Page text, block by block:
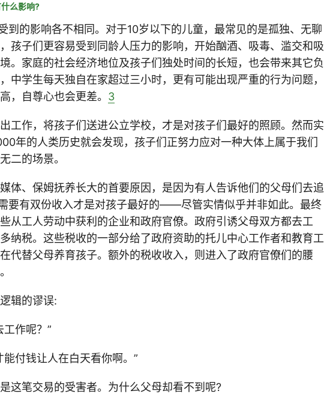
么影响?
到的影响各不相同。对于10岁以下的儿童，最常见的是孤独、无聊
孩子们更容易受到同龄人压力的影响，开始酗酒、吸毒、滥交和吸
。家庭的社会经济地位及孩子们独处时间的长短，也会带来其它负
中学生每天独自在家超过三小时，更有可能出现严重的行为问题，
，自尊心也会更差。 3
工作，将孩子们送进公立学校，才是对孩子们最好的照顾。然而实
年的人类历史就会发现，孩子们正努力应对一种大体上属于我们
二的场景。
体、保姆抚养长大的首要原因，是因为有人告诉他们的父母们去追
要有双份收入才是对孩子最好的——尽管实情似乎并非如此。最终
从工人劳动中获利的企业和政府官僚。政府引诱父母双方都去工
纳税。这些税收的一部分给了政府资助的托儿中心工作者和教育工
替父母养育孩子。额外的税收收入，则进入了政府官僚们的腰
辑的谬误:
作呢？”
付钱让人在白天看你啊。”
这笔交易的受害者。为什么父母却看不到呢?